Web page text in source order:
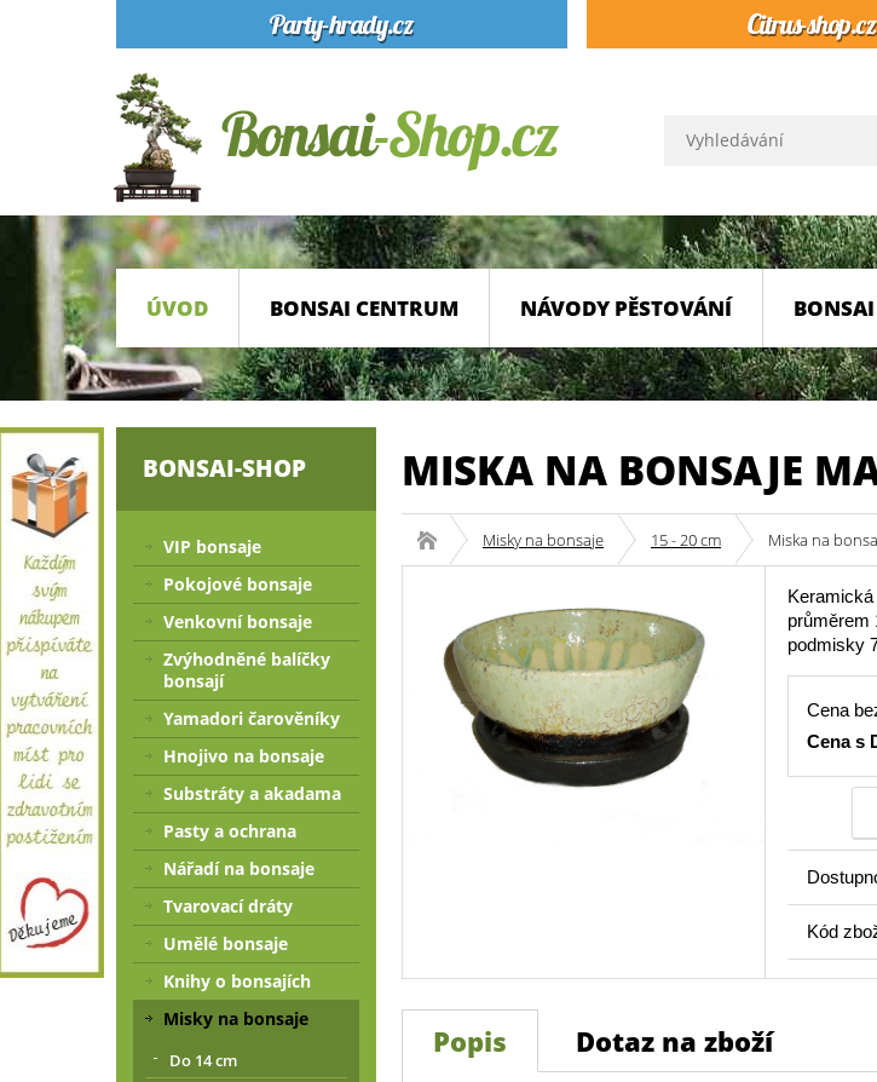
ÚVOD BONSAI CENTRUM NÁVODY PĚSTOVÁNÍ
MISKA NA BONSAJE
Misky na bonsaje 15 - 20 cm Miska na
průměrem
podmisky
Cena
Cena s
Kód
Popis Dotaz na zboží
BONSAI-SHOP
VIP bonsaje
Pokojové bonsaje
Venkovní bonsaje
Zvýhodněné balíčky
bonsají
Yamadori čarověníky
Hnojivo na bonsaje
Substráty a akadama
Pasty a ochrana
Nářadí na bonsaje
Tvarovací dráty
Umělé bonsaje
Knihy o bonsajích
Misky na bonsaje
Do 14 cm